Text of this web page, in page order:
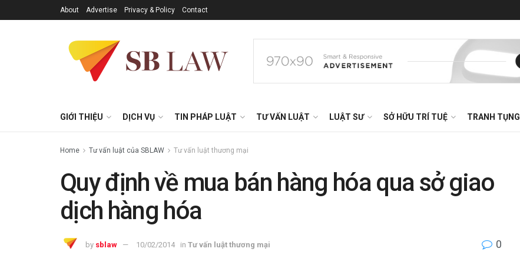
About Advertise Privacy & Policy Contact
GIỚI THIỆU DỊCH VỤ TIN PHÁP LUẬT TƯ VẤN LUẬT LUẬT SƯ SỞ HỮU TRÍ TUỆ TRANH TỤNG
Home Tư vấn luật của SBLAW Tư vấn luật thương mại
Quy định về mua bán hàng hóa qua sở giao
dịch hàng hóa
by sblaw 10/02/2014 in Tư vấn luật thương mại 0